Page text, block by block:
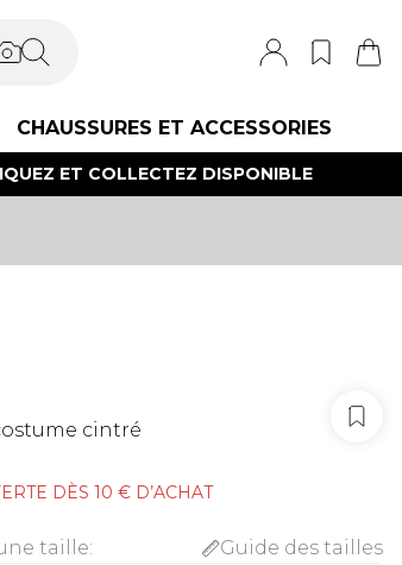
CHAUSSURES ET ACCESSORIES
ET COLLECTEZ DISPONIBLE
cintré
DÈS 10 € D’ACHAT
taille: Guide des tailles